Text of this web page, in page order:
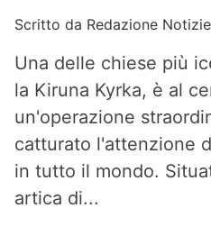
Scritto da Redazione
Una delle chiese più
la Kiruna Kyrka, è al
un'operazione
catturato l'attenzione
in tutto il mondo.
artica di...